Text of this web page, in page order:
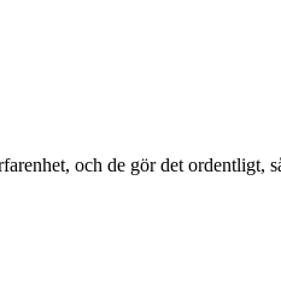
och de gör det ordentligt,